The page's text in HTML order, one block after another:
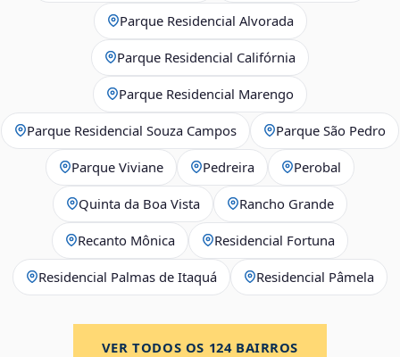
Parque Residencial Alvorada
Parque Residencial Califórnia
Parque Residencial Marengo
Parque Residencial Souza Campos Parque São Pedro
Parque Viviane Pedreira Perobal
Quinta da Boa Vista Rancho Grande
Recanto Mônica Residencial Fortuna
Residencial Palmas de Itaquá Residencial Pâmela
VER TODOS OS 124BAIRROS